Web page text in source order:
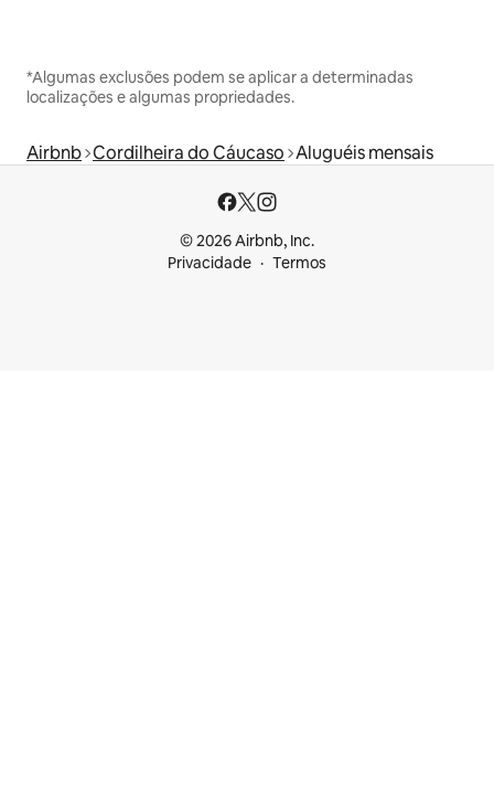
*Algumas exclusões podem se aplicar a determinadas
localizações e algumas propriedades.
Airbnb Cordilheira do Cáucaso Aluguéis mensais
© 2026 Airbnb, Inc.
Privacidade
Termos